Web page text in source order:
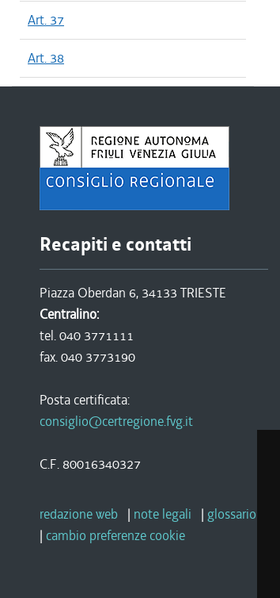
Art. 37
Art. 38
Recapiti e contatti
Piazza Oberdan 6, 34133 TRIESTE
Centralino:
tel. 040 3771111
fax. 040 3773190
Posta certificata:
consiglio@certregione.fvg.it
C.F. 80016340327
redazione web | note legali | glossario
| cambio preferenze cookie